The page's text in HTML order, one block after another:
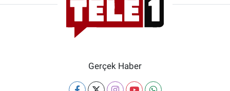
Gerçek Haber